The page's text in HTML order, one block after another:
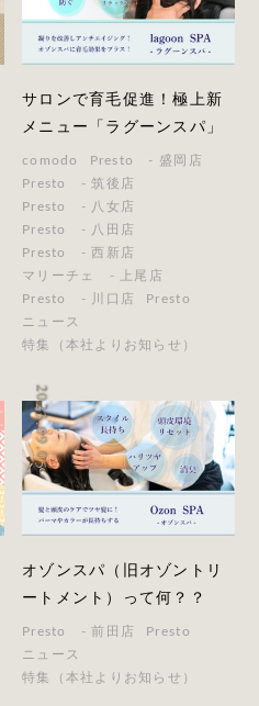
サロンで育毛促進！極上新
メニュー「ラグーンスパ」
comodo
Presto - 盛岡店
Presto - 筑後店
Presto - 八女店
Presto - 八田店
Presto - 西新店
マリーチェ - 上尾店
Presto - 川口店
Presto
ニュース
特集（本社よりお知らせ）
2023.09.05
オゾンスパ（旧オゾントリ
ートメント）って何？？
Presto - 前田店
Presto
ニュース
特集（本社よりお知らせ）